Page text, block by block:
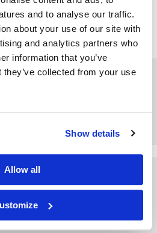
and to analyse our traffic.
about your use of our site with
and analytics partners who
information that you’ve
collected from your use
Show details
Allow all
działaniem wody, opadów
nasłonecznieniem i
nawozu
z borem